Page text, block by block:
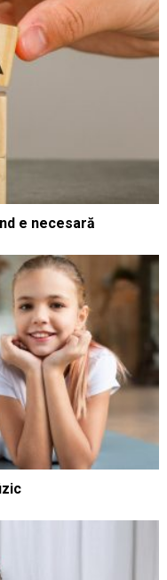
e necesară